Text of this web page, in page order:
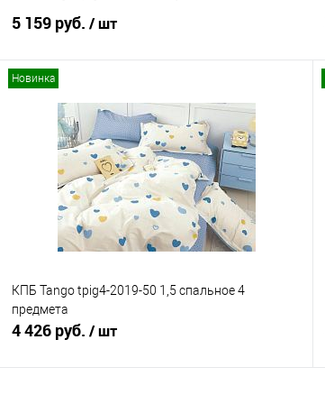
5 159 руб. / шт
Купить в 1 клик
Сравнение
В избранное
В наличии
Новинка
КПБ Tango tpig4-2019-50 1,5 спальное 4
предмета
4 426 руб. / шт